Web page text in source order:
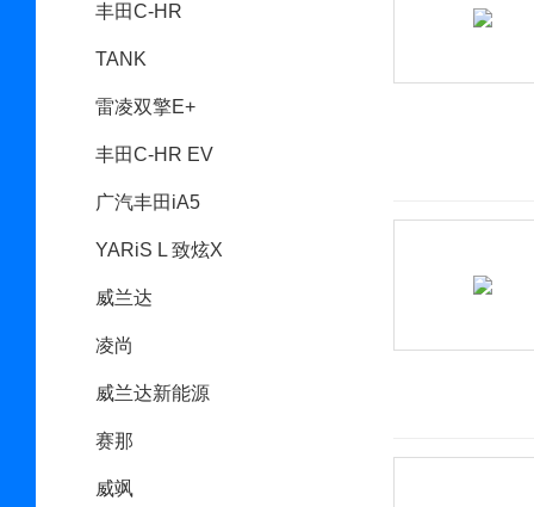
丰田C-HR
TANK
雷凌双擎E+
丰田C-HR EV
广汽丰田iA5
YARiS L 致炫X
威兰达
凌尚
威兰达新能源
赛那
威飒